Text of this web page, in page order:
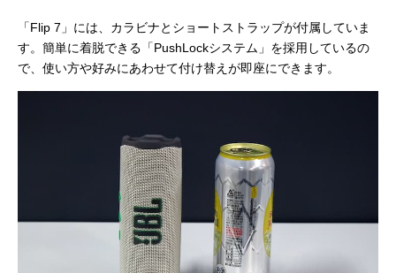
「Flip 7」には、カラビナとショートストラップが付属していま
す。簡単に着脱できる「PushLockシステム」を採用しているの
で、使い方や好みにあわせて付け替えが即座にできます。